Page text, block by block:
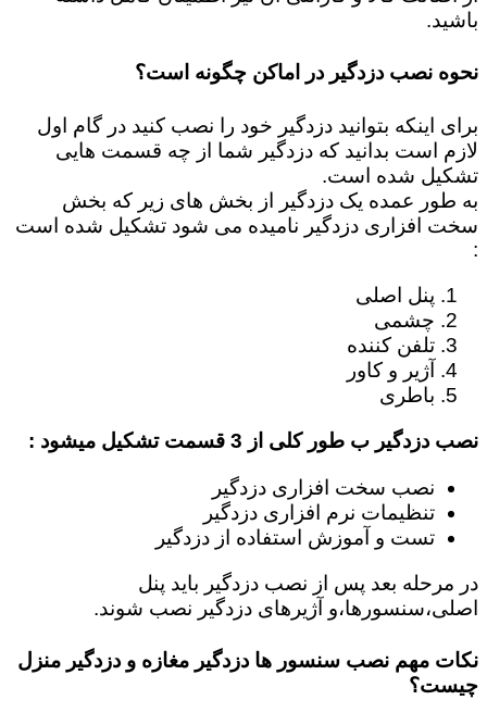
باشید.
نحوه نصب دزدگیر در اماکن چگونه است؟
برای اینکه بتوانید دزدگیر خود را نصب کنید در گام اول
لازم است بدانید که دزدگیر شما از چه قسمت هایی
تشکیل شده است.
به طور عمده یک دزدگیر از بخش های زیر که بخش
سخت افزاری دزدگیر نامیده می شود تشکیل شده است
:
پنل اصلی
چشمی
تلفن کننده
آژیر و کاور
باطری
نصب دزدگیر ب طور کلی از 3 قسمت تشکیل میشود :
نصب سخت افزاری دزدگیر
تنظیمات نرم افزاری دزدگیر
تست و آموزش استفاده از دزدگیر
در مرحله بعد پس از نصب دزدگیر باید پنل
اصلی،سنسورها،و آژیرهای دزدگیر نصب شوند.
نکات مهم نصب سنسور ها دزدگیر مغازه و دزدگیر منزل
چیست؟